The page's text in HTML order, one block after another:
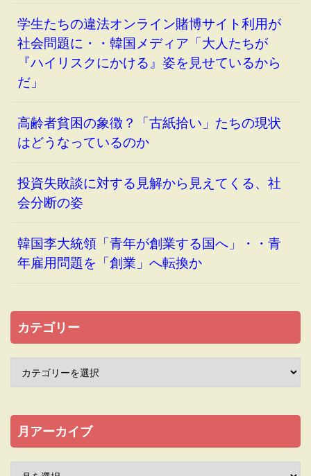
学生たちの違法オンライン賭博サイト利用が
社会問題に・・韓国メディア「大人たちが
『ハイリスクにかける』姿を見せているから
だ」
高齢者貧困の象徴？「古紙拾い」たちの現状
はどうなっているのか
投資失敗談に対する見解から見えてくる、社
会分断の姿
韓国李大統領「青年が創業する国へ」・・青
年雇用問題を「創業」へ転換か
カテゴリー
月アーカイブ